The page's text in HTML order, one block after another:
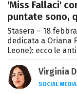
'Miss Fallaci'
puntate sono,
Stasera – 18
dedicata a Oriana
Leone): ecco le
Virginia
SOCIAL